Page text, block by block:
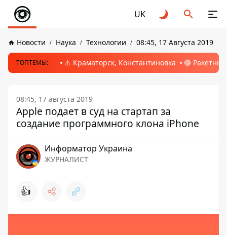
UK
Новости Наука Технологии 08:45, 17 Августа 2019
ТОПТЕМЫ: ⚠️ Краматорск, Константиновка 🔴
08:45, 17 августа 2019
Apple подает в суд на стартап за
создание программного клона iPhone
Информатор Украина
ЖУРНАЛИСТ
👍